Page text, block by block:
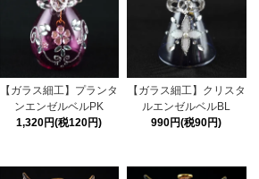
【ガラス細工】プランタ
ンエンゼルベルPK
1,320円(税120円)
【ガラス細工】クリスタ
ルエンゼルベルBL
990円(税90円)